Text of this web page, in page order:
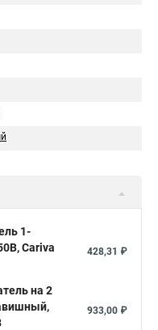
1-
Cariva
428,31 ₽
на 2
933,00 ₽